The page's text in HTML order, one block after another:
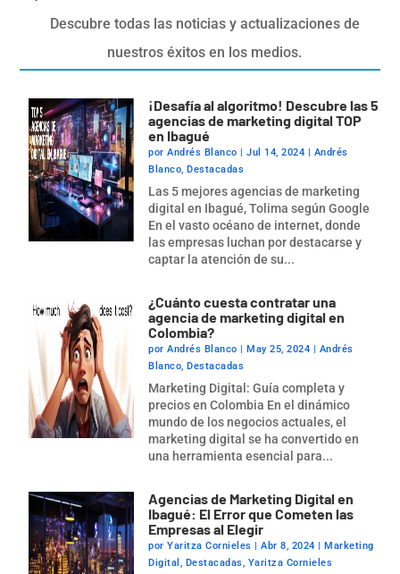
Descubre todas las noticias y actualizaciones de
nuestros éxitos en los medios.
¡Desafía al algoritmo! Descubre las 5
agencias de marketing digital TOP
en Ibagué
porAndrés Blanco |Jul 14, 2024 | Andrés
Blanco,Destacadas
Las 5 mejores agencias de marketing
digital en Ibagué, Tolima según Google
En el vasto océano de internet, donde
las empresas luchan por destacarse y
captar la atención de su...
¿Cuánto cuesta contratar una
agencia de marketing digital en
Colombia?
porAndrés Blanco |May 25, 2024 | Andrés
Blanco,Destacadas
Marketing Digital: Guía completa y
precios en Colombia En el dinámico
mundo de los negocios actuales, el
marketing digital se ha convertido en
una herramienta esencial para...
Agencias de Marketing Digital en
Ibagué: El Error que Cometen las
Empresas al Elegir
porYaritza Cornieles |Abr 8, 2024 |Marketing
Digital , Destacadas, Yaritza Cornieles